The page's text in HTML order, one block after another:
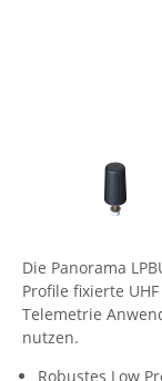
IP, WLAN &
IoT - Internet of
IPC,
Industrielle
Wi-Fi - WLAN -
IT
Serverräume
RMA /
Contemporary
Fokus
Gefen
Gude
Die Panorama
Profile fixierte
Telemetrie
nutzen.
Robustes Low